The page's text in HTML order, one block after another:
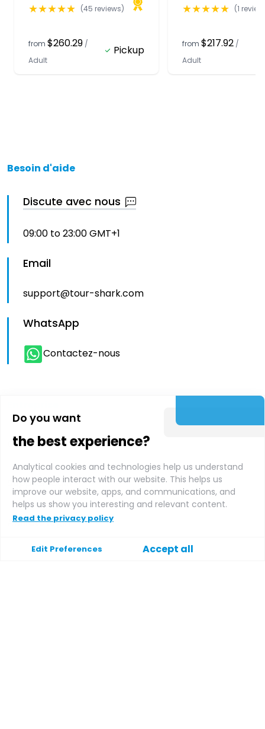
Do you want
the best experience?
Analytical cookies and technologies help us understand
how people interact with our website. This helps us
improve our website, apps, and communications, and
helps us show you interesting and relevant content.
Read the privacy policy
Edit Preferences Accept all
★★★★★ (45 reviews)
from $260.29 /
Adult
Pickup
★★★★★ (1
from $217.92 /
Adult
Besoin d'aide
Discute avec nous
09:00 to 23:00 GMT+1
Email
support@tour-shark.com
WhatsApp
Contactez-nous
Qui sommes-nous
Supplier login
Affiliate login